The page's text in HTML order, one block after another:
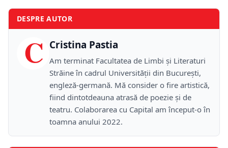
DESPRE AUTOR
C Cristina Pastia
Am terminat Facultatea de Limbi și Literaturi
Străine în cadrul Universității din București,
engleză-germană. Mă consider o fire artistică,
fiind dintotdeauna atrasă de poezie și de
teatru. Colaborarea cu Capital am început-o în
toamna anului 2022.